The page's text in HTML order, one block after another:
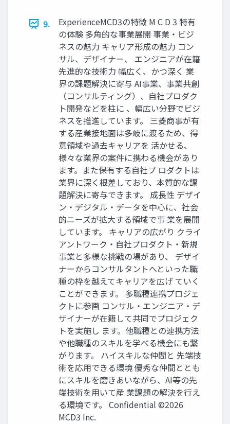
9.
Experience​ MCD3の特徴 M C D 3 特有
の体験 多角的な事業展開 事業・ビジ
ネスの魅力 キャリア形成の魅力 コン
サル、デザイナー、 エンジニアが在籍
先進的な技術力 幅広く、かつ深く 業
界の課題解決に寄与 AI事業、事業共創
（コンサルティング）、自社プロダク
ト開発などを柱に 、幅広い分野でビジ
ネスを推進しています。 三菱商事が有
する産業接地面は多岐に渡るため、得
意領域や過去キャリアを 活かせる、
様々な業界の案件に携わる機会があり
ます。また保有する自社プ ロダクトは
業界に深く根差しており、本質的な課
題解決に寄与できます。 成長性 デザイ
ン・デジタル・データを中心に、社会
的ニーズが拡大する領域で事 業を展開
しています。 キャリアの広がり クライ
アントワーク・自社プロダクト・新規
事業と多様な挑戦の場があり、 デザイ
ナーからコンサルタントへといった職
種の枠を越えてキャリアを広げ ていく
ことができます。 多職種連携プロジェ
クトに参画 コンサル・エンジニア・デ
ザイナーが在籍して共同でプロジェク
トを実施し ます。他職種との連携方法
や他職種のスキルを学べる機会にも繋
がります。 ハイスキルな仲間と 先端技
術を応用できる環境 優秀な仲間ととも
にスキルを磨きあいながら、AI等の先
端技術を用いて産 業課題の解決を行え
る環境です。 Confidential ©2026
MCD3 Inc.